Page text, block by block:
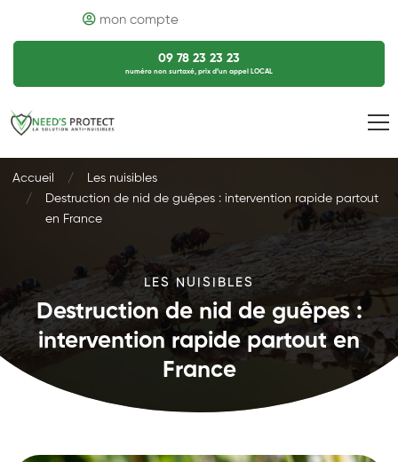
mon compte
09 78 23 23 23
numéro non surtaxé, prix d’un appel LOCAL
Accueil
Les nuisibles
Destruction de nid de guêpes : intervention rapide partout
en France
LES NUISIBLES
Destruction de nid de guêpes :
intervention rapide partout en
France